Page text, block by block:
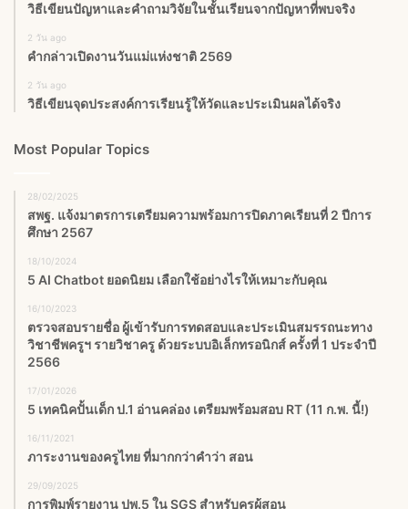
วิธีเขียนปัญหาและคำถามวิจัยในชั้นเรียนจากปัญหาที่พบจริง
2 วัน ago
คำกล่าวเปิดงานวันแม่แห่งชาติ 2569
2 วัน ago
วิธีเขียนจุดประสงค์การเรียนรู้ให้วัดและประเมินผลได้จริง
Most Popular Topics
28/02/2025
สพฐ. แจ้งมาตรการเตรียมความพร้อมการปิดภาคเรียนที่ 2 ปีการ
ศึกษา 2567
18/10/2024
5 AI Chatbot ยอดนิยม เลือกใช้อย่างไรให้เหมาะกับคุณ
16/10/2023
ตรวจสอบรายชื่อ ผู้เข้ารับการทดสอบและประเมินสมรรถนะทาง
วิชาชีพครูฯ รายวิชาครู ด้วยระบบอิเล็กทรอนิกส์ ครั้งที่ 1 ประจำปี
2566
17/01/2026
5 เทคนิคปั้นเด็ก ป.1 อ่านคล่อง เตรียมพร้อมสอบ RT (11 ก.พ. นี้!)
16/11/2021
ภาระงานของครูไทย ที่มากกว่าคำว่า สอน
29/09/2025
การพิมพ์รายงาน ปพ.5 ใน SGS สำหรับครูผู้สอน